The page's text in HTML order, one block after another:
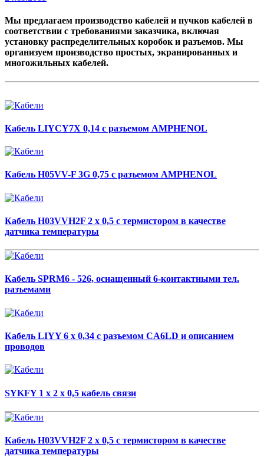
Мы предлагаем производство кабелей и пучков кабелей в
соответствии с требованиями заказчика, включая
установку распределительных коробок и разъемов. Мы
организуем производство простых, экранированных и
многожильных кабелей.
Кабель LIYCY7X 0,14 с разъемом AMPHENOL
Кабель H05VV-F 3G 0,75 с разъемом AMPHENOL
Кабель H03VVH2F 2 x 0,5 с термистором в качестве
датчика температуры
Кабель SPRM6 - 526, оснащенный 6-контактными тел.
разъемами
Кабель LIYY 6 x 0,34 с разъемом CA6LD и описанием
проводов
SYKFY 1 x 2 x 0,5 кабель связи
Кабель H03VVH2F 2 x 0,5 с термистором в качестве
датчика температуры